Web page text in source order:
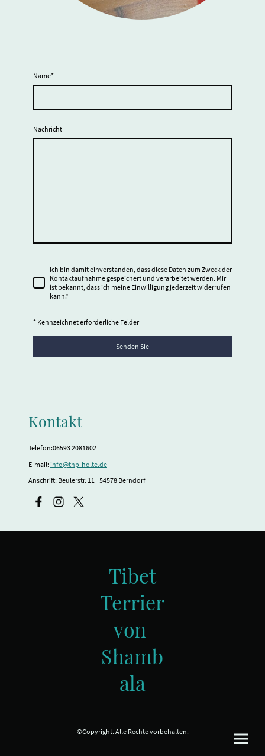
Name*
Nachricht
Ich bin damit einverstanden, dass diese Daten zum Zweck der
Kontaktaufnahme gespeichert und verarbeitet werden. Mir
ist bekannt, dass ich meine Einwilligung jederzeit widerrufen
kann.*
* Kennzeichnet erforderliche Felder
Senden Sie
Kontakt
Telefon:06593 2081602
E-mail: info@thp-holte.de
Anschrift: Beulerstr. 11 54578 Berndorf
Tibet
Terrier
von
Shamb
ala
©Copyright. Alle Rechte vorbehalten.